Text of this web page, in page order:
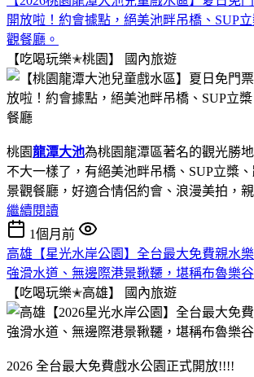
開放啦！約會據點，絕美池畔吊橋、SUP
觀餐廳。
【吃喝玩樂✭桃園】
國內旅遊
桃園龍潭大池為桃園龍潭區著名的觀光勝
不大一樣了，有絕美池畔吊橋、SUP立槳
景觀餐廳，好適合情侶約會、浪漫美拍，
繼續閱讀
1個月前
高雄【星光水岸公園】全台最大免費親水
強滑水道、無邊際港景鞦韆，堪稱布魯樂
【吃喝玩樂✭高雄】
國內旅遊
2026 全台最大免費戲水公園正式開放!!!!